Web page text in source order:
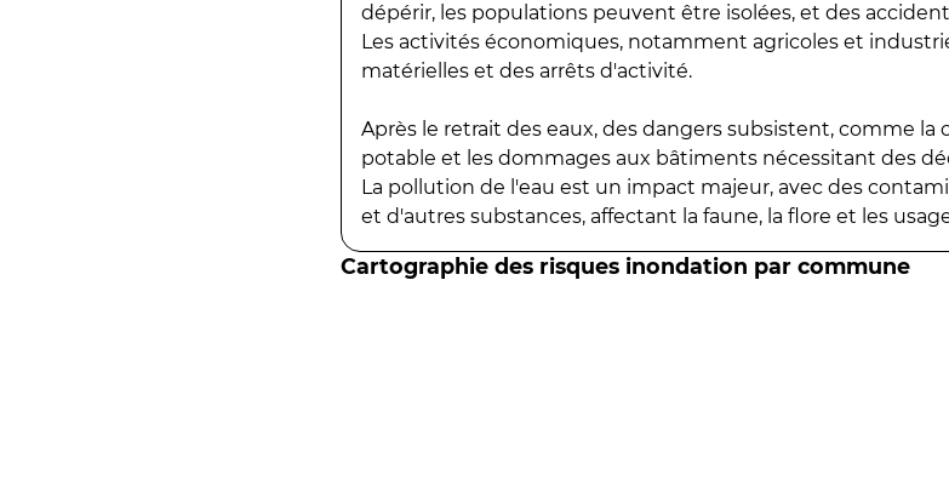
dépérir, les populations peuvent être isolées, et des
Les activités économiques, notamment agricoles et
matérielles et des arrêts d'activité.
Après le retrait des eaux, des dangers subsistent, comme
potable et les dommages aux bâtiments nécessitant des
La pollution de l'eau est un impact majeur, avec des
et d'autres substances, affectant la faune, la flore et les
Cartographie des risques inondation par commune